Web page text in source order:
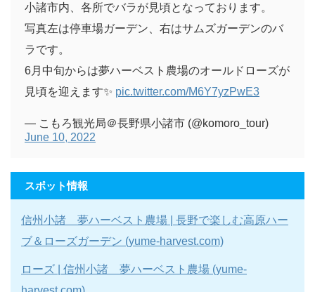
小諸市内、各所でバラが見頃となっております。
写真左は停車場ガーデン、右はサムズガーデンのバ
ラです。
6月中旬からは夢ハーベスト農場のオールドローズが
見頃を迎えます✨ pic.twitter.com/M6Y7yzPwE3
— こもろ観光局＠長野県小諸市 (@komoro_tour)
June 10, 2022
スポット情報
信州小諸 夢ハーベスト農場 | 長野で楽しむ高原ハー
ブ＆ローズガーデン (yume-harvest.com)
ローズ | 信州小諸 夢ハーベスト農場 (yume-